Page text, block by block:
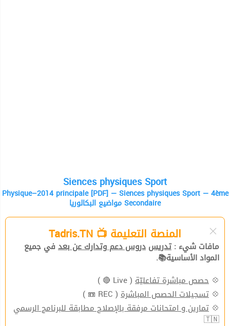
Siences physiques Sport
Physique–2014 principale [PDF] — Siences physiques Sport — 4ème
مواضيع البكالوريا Secondaire
المنصة التعليمة 📺 Tadris.TN
مافات شيء : تدريس دروس دعم وتدارك عن بعد في جميع
المواد الأساسية📚.
💠 حصص مباشرة تفاعليّة ( Live 🔴 )
💠 تسجيلات الحصص المباشرة ( REC 📼 )
💠 تمارين و امتحانات مرفقة بالإصلاح مطابقة للبرنامج الرسمي
🇹🇳